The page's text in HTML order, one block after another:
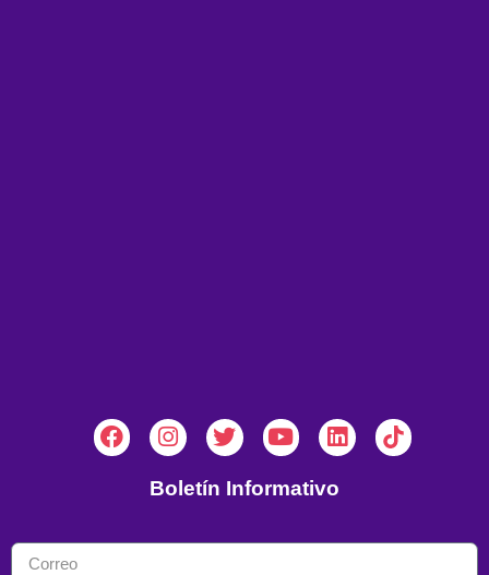
Boletín Informativo